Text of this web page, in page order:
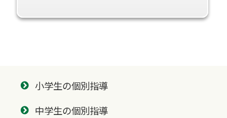
小学生の個別指導
中学生の個別指導